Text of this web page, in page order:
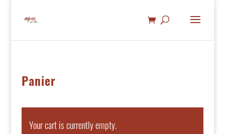
Panier
Your cart is currently empty.